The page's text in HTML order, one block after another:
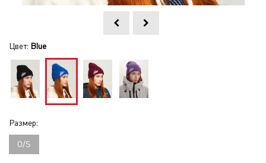
Цвет: Blue
Размер:
O/S